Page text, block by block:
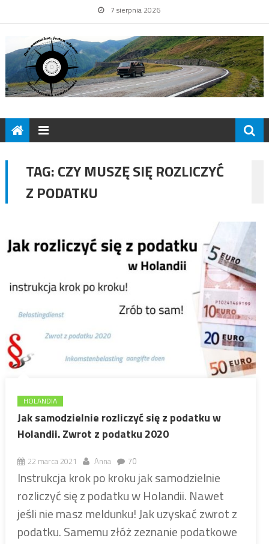
7 sierpnia 2026
TAG:CZY MUSZĘ SIĘ ROZLICZYĆ
Z PODATKU
HOLANDIA
Jak samodzielnie rozliczyć się z podatku w
Holandii. Zwrot z podatku 2020
22 marca 2021 Anna 70
Instrukcja krok po kroku jak samodzielnie
rozliczyć się z podatku w Holandii. Nawet
jeśli nie masz meldunku! Jak uzyskać zwrot z
podatku. Samemu złóż zeznanie podatkowe